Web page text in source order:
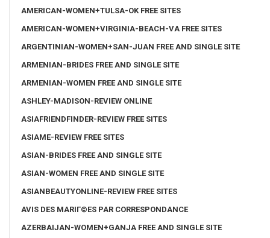
AMERICAN-WOMEN+TULSA-OK FREE SITES
AMERICAN-WOMEN+VIRGINIA-BEACH-VA FREE SITES
ARGENTINIAN-WOMEN+SAN-JUAN FREE AND SINGLE SITE
ARMENIAN-BRIDES FREE AND SINGLE SITE
ARMENIAN-WOMEN FREE AND SINGLE SITE
ASHLEY-MADISON-REVIEW ONLINE
ASIAFRIENDFINDER-REVIEW FREE SITES
ASIAME-REVIEW FREE SITES
ASIAN-BRIDES FREE AND SINGLE SITE
ASIAN-WOMEN FREE AND SINGLE SITE
ASIANBEAUTYONLINE-REVIEW FREE SITES
AVIS DES MARIГ©ES PAR CORRESPONDANCE
AZERBAIJAN-WOMEN+GANJA FREE AND SINGLE SITE